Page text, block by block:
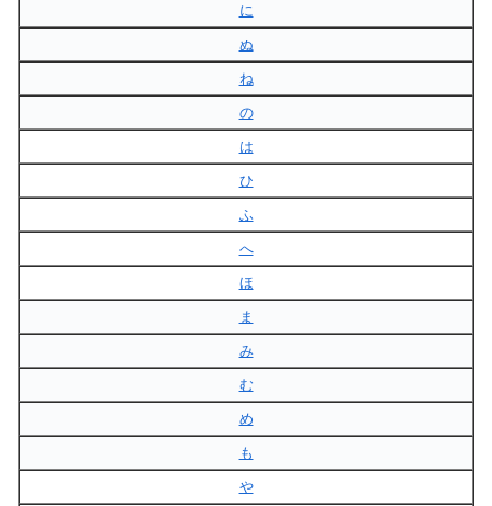
に
ぬ
ね
の
は
ひ
ふ
へ
ほ
ま
み
む
め
も
や